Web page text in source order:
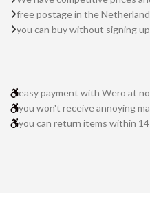
free postage in the
you can buy without signing
easy payment with Wero at
you won't receive annoying
you can return items within 14